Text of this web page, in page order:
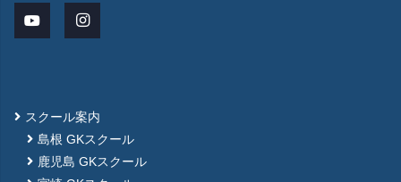
スクール案内
島根 GKスクール
鹿児島 GKスクール